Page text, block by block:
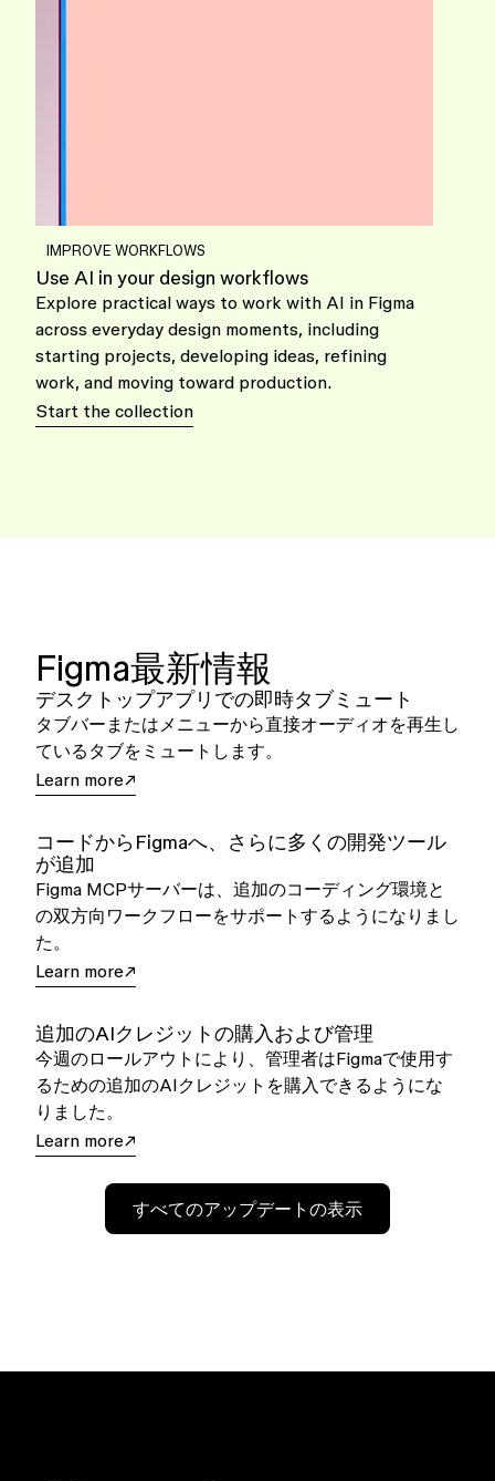
IMPROVE WORKFLOWS
Use AI in your design workflows
Explore practical ways to work with AI in Figma
across everyday design moments, including
starting projects, developing ideas, refining
work, and moving toward production.
Start the collection
Figma最新情報
デスクトップアプリでの即時タブミュート
タブバーまたはメニューから直接オーディオを再生し
ているタブをミュートします。
Learn more
コードからFigmaへ、さらに多くの開発ツール
が追加
Figma MCPサーバーは、追加のコーディング環境と
の双方向ワークフローをサポートするようになりまし
た。
Learn more
追加のAIクレジットの購入および管理
今週のロールアウトにより、管理者はFigmaで使用す
るための追加のAIクレジットを購入できるようにな
りました。
Learn more
すべてのアップデートの表示